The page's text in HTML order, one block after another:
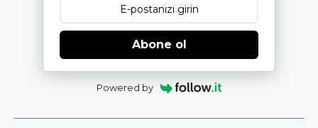
Abone ol
Powered by